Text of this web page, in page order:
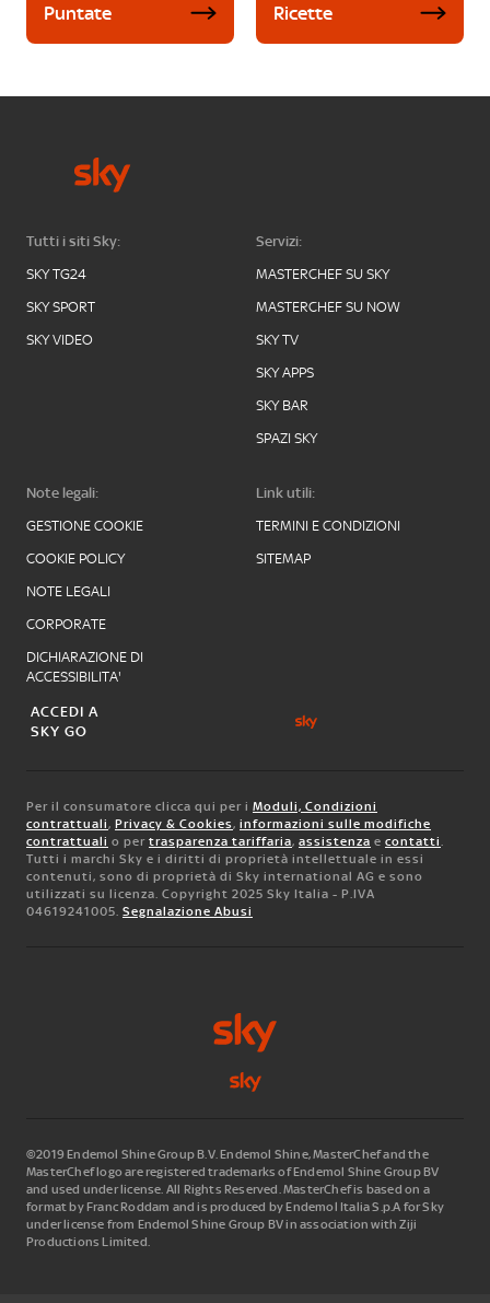
Puntate Ricette
Tutti i siti Sky:
SKY TG24
SKY SPORT
SKY VIDEO
Servizi:
MASTERCHEF SU SKY
MASTERCHEF SU NOW
SKY TV
SKY APPS
SKY BAR
SPAZI SKY
Note legali:
GESTIONE COOKIE
COOKIE POLICY
NOTE LEGALI
CORPORATE
DICHIARAZIONE DI
ACCESSIBILITA'
Link utili:
TERMINI E CONDIZIONI
SITEMAP
ACCEDI A
SKY GO
Per il consumatore clicca qui per i Moduli, Condizioni
contrattuali, Privacy & Cookies, informazioni sulle modifiche
contrattuali o per trasparenza tariffaria, assistenza e contatti.
Tutti i marchi Sky e i diritti di proprietà intellettuale in essi
contenuti, sono di proprietà di Sky international AG e sono
utilizzati su licenza. Copyright 2025 Sky Italia - P.IVA
04619241005. Segnalazione Abusi
©2019 Endemol Shine Group B.V. Endemol Shine, MasterChef and the
MasterChef logo are registered trademarks of Endemol Shine Group BV
and used under license. All Rights Reserved. MasterChef is based on a
format by Franc Roddam and is produced by Endemol Italia S.p.A for Sky
under license from Endemol Shine Group BV in association with Ziji
Productions Limited.